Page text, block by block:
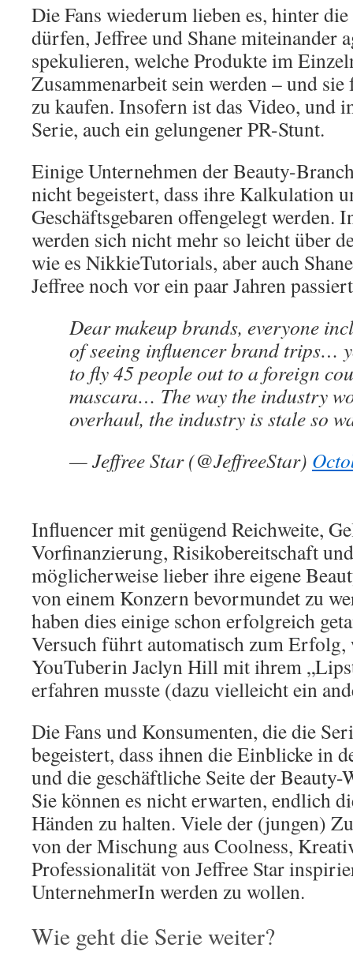
Die Fans wiederum lieben es, hinter
dürfen, Jeffree und Shane miteinander
spekulieren, welche Produkte im
Zusammenarbeit sein werden – und
zu kaufen. Insofern ist das Video, und
Serie, auch ein gelungener PR-Stunt.
Einige Unternehmen der Beauty-
nicht begeistert, dass ihre Kalkulation
Geschäftsgebaren offengelegt werden.
werden sich nicht mehr so leicht über
wie es NikkieTutorials, aber auch
Jeffree noch vor ein paar Jahren
Dear makeup brands, everyone
of seeing influencer brand trips…
to fly 45 people out to a foreign
mascara… The way the industry
overhaul, the industry is stale so
— Jeffree Star (@JeffreeStar)
Influencer mit genügend Reichweite,
Vorfinanzierung, Risikobereitschaft
möglicherweise lieber ihre eigene
von einem Konzern bevormundet zu
haben dies einige schon erfolgreich
Versuch führt automatisch zum Erfolg,
YouTuberin Jaclyn Hill mit ihrem
erfahren musste (dazu vielleicht ein
Die Fans und Konsumenten, die die
begeistert, dass ihnen die Einblicke in
und die geschäftliche Seite der Beauty-
Sie können es nicht erwarten, endlich
Händen zu halten. Viele der (jungen)
von der Mischung aus Coolness,
Professionalität von Jeffree Star
UnternehmerIn werden zu wollen.
Wie geht die Serie weiter?